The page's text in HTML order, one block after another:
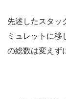
先述したスタッ
ミュレットに移
の総数は変えず